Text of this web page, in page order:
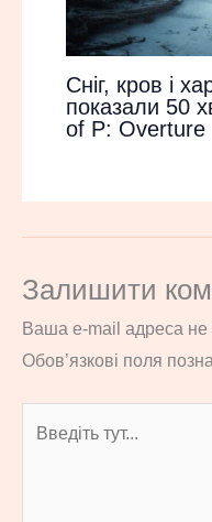
Сніг, кров і
показали 50
of P: Overture
Залишити
Ваша e-mail адреса
Обов’язкові поля